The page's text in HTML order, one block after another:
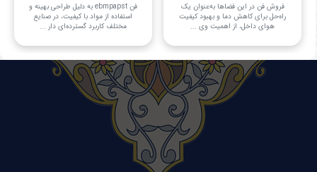
فروش فن در این فضاها به‌عنوان یک
راه‌حل برای کاهش دما و بهبود کیفیت
هوای داخل، از اهمیت وی ...
فن ebmpapst به دلیل طراحی بهینه و
استفاده از مواد با کیفیت، در صنایع
مختلف کاربرد گسترده‌ای دار ...